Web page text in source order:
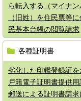
ら転入する（マイナ
（旧姓）を住民票等
民基本台帳の閲覧請求
各種証明書
劣化した印鑑登録証を
戸籍電子証明書提供
郵送による証明書請求